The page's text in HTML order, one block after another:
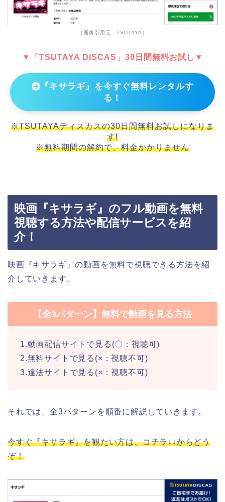
（画像引用元：TSUTAYA）
▼「TSUTAYA DISCAS」30日間無料お試し▼
『キサラギ』を今すぐ無料レンタルす
る！
※TSUTAYAディスカスの30日間無料お試しになりま
す!
※無料期間の解約で、料金かかりません
映画『キサラギ』のフル動画を無料
視聴する方法や配信サービスを紹
介！
映画『キサラギ』の動画を無料で視聴できる方法を紹
介していきます。
【全3パターン】無料で動画を見る方法
1.動画配信サイトで見る(〇：視聴可)
2.無料サイトで見る(×：視聴不可)
3.違法サイトで見る(×：視聴不可)
それでは、全3パターンを順番に解説していきます。
今すぐ『キサラギ』を観たい方は、コチラ↓↓からどう
ぞ！